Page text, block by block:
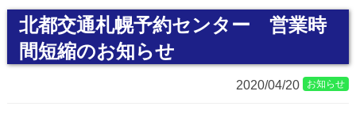
北都交通札幌予約センター 営業時
間短縮のお知らせ
2020/04/20 お知らせ